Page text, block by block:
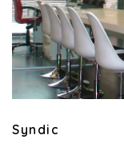
Syndic